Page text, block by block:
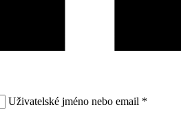
Uživatelské jméno nebo email *